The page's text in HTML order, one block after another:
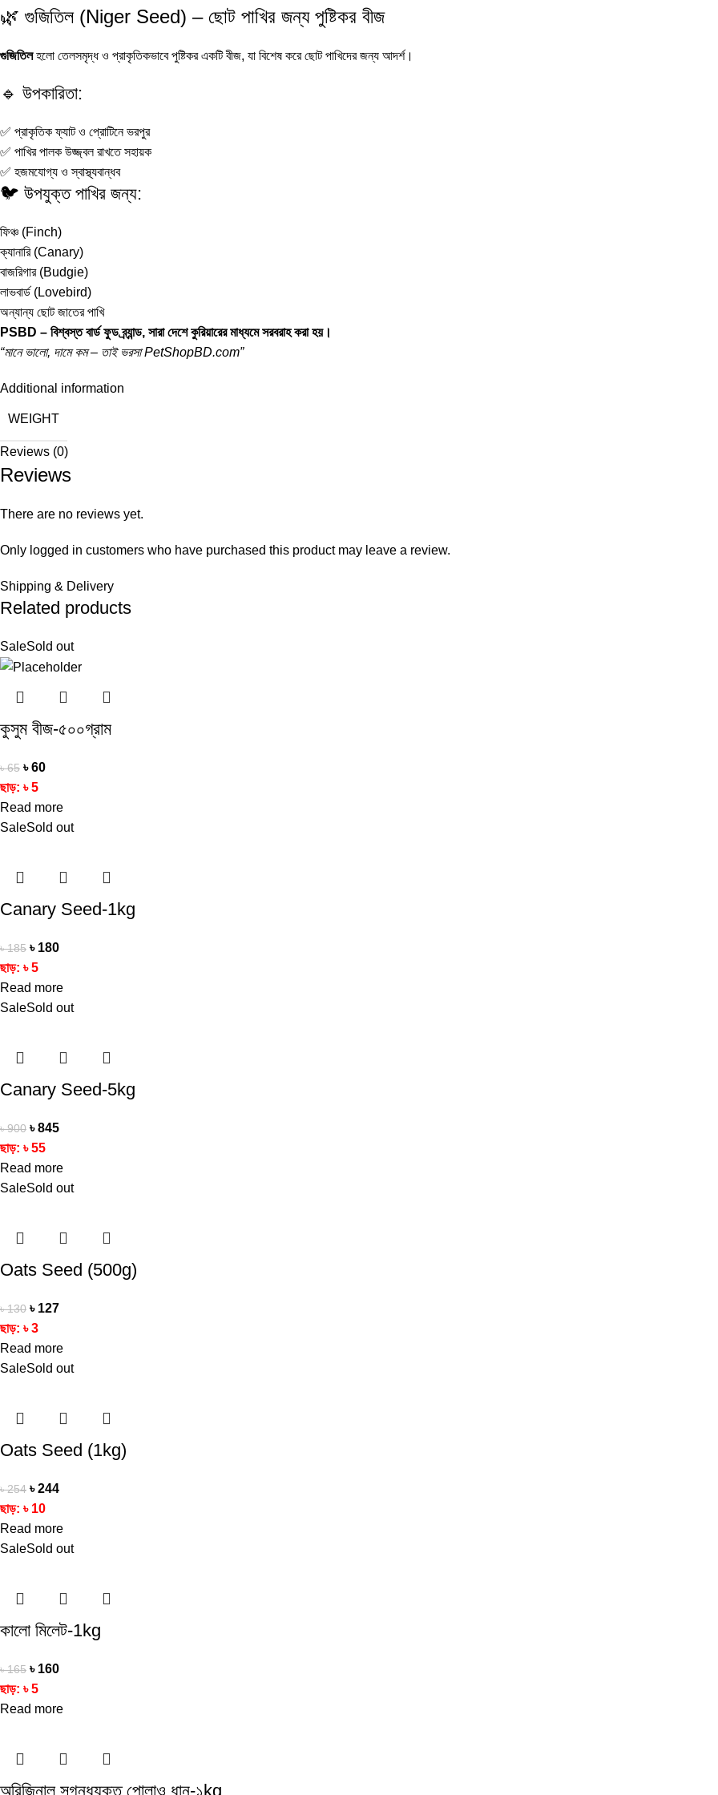
🌿 গুজিতিল (Niger Seed) – ছোট পাখির জন্য পুষ্টিকর বীজ
গুজিতিলহলো তেলসমৃদ্ধ ও প্রাকৃতিকভাবে পুষ্টিকর একটি বীজ, যা বিশেষ করে ছোট পাখিদের জন্য আদর্শ।
🔹 উপকারিতা:
✅ প্রাকৃতিক ফ্যাট ও প্রোটিনে ভরপুর
✅ পাখির পালক উজ্জ্বল রাখতে সহায়ক
✅ হজমযোগ্য ও স্বাস্থ্যবান্ধব
🐦 উপযুক্ত পাখির জন্য:
ফিঞ্চ (Finch)
ক্যানারি (Canary)
বাজরিগার (Budgie)
লাভবার্ড (Lovebird)
অন্যান্য ছোট জাতের পাখি
PSBD – বিশ্বস্ত বার্ড ফুড ব্র্যান্ড, সারা দেশে কুরিয়ারের মাধ্যমে সরবরাহ করা হয়।
“মানে ভালো, দামে কম – তাই ভরসা PetShopBD.com”
Additional information
WEIGHT
Reviews (0)
Reviews
There are no reviews yet.
Only logged in customers who have purchased this product may leave a review.
Shipping & Delivery
Related products
SaleSold out
কুসুম বীজ-৫০০গ্রাম
৳65 ৳60
ছাড়: ৳5
Read more
SaleSold out
Canary Seed-1kg
৳185 ৳ 180
ছাড়: ৳5
Read more
SaleSold out
Canary Seed-5kg
৳900 ৳845
ছাড়: ৳55
Read more
SaleSold out
Oats Seed (500g)
৳130 ৳ 127
ছাড়: ৳3
Read more
SaleSold out
Oats Seed (1kg)
৳254 ৳244
ছাড়: ৳ 10
Read more
SaleSold out
কালো মিলেট-1kg
৳165 ৳ 160
ছাড়: ৳5
Read more
অরিজিনাল সুগন্ধযুক্ত পোলাও ধান-১kg